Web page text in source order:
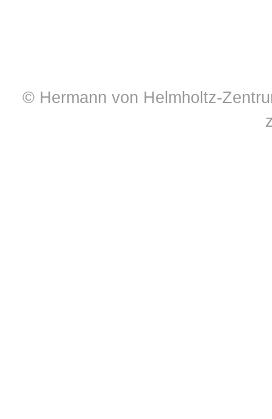
© Hermann von Helmholtz-